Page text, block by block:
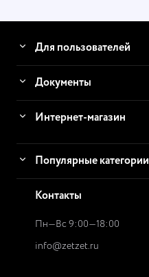
Для пользователей
Документы
Интернет-магазин
Популярные категории
Контакты
Пн—Вс 9:00—18:00
info@zetzet.ru